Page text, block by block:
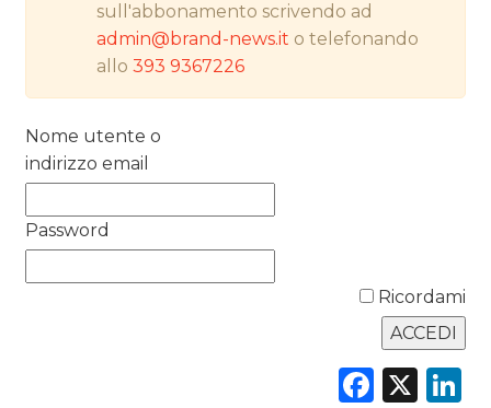
NORMATIVE
TREND
CASE HISTORY
OPINIONI
sull'abbonamento scrivendo ad
admin@brand-news.it o telefonando
allo393 9367226
Nome utente o
indirizzo email
Password
Ricordami
X